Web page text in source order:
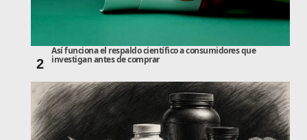
2
Así funciona el respaldo científico a consumidores que
investigan antes de comprar